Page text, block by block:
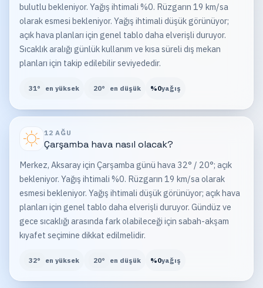
bulutlu bekleniyor. Yağış ihtimali %0. Rüzgarın 19 km/sa
olarak esmesi bekleniyor. Yağış ihtimali düşük görünüyor;
açık hava planları için genel tablo daha elverişli duruyor.
Sıcaklık aralığı günlük kullanım ve kısa süreli dış mekan
planları için takip edilebilir seviyededir.
31° en yüksek 20° en düşük %0yağış
12 AĞU
Çarşambahava nasıl olacak?
Merkez, Aksaray için Çarşamba günü hava 32° / 20°; açık
bekleniyor. Yağış ihtimali %0. Rüzgarın 19 km/sa olarak
esmesi bekleniyor. Yağış ihtimali düşük görünüyor; açık hava
planları için genel tablo daha elverişli duruyor. Gündüz ve
gece sıcaklığı arasında fark olabileceği için sabah-akşam
kıyafet seçimine dikkat edilmelidir.
32° en yüksek 20° en düşük %0yağış